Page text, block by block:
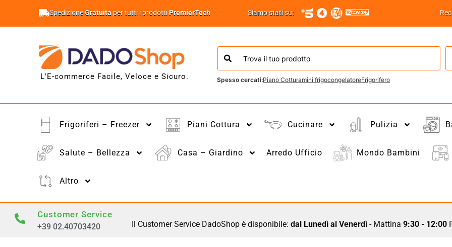
SpedizioneGratuita per tutti i prodottiPremierTech Siamo stati su:
L'E-commerce Facile, Veloce e Sicuro. Spesso cercati:Piano Cotturamini frigocongelatoreFrigorifero
Frigoriferi – Freezer Piani Cottura Cucinare Pulizia
Salute – Bellezza Casa – Giardino Arredo Ufficio Mondo Bambini
Altro
Customer Service
+39 02.40703420 Il Customer Service DadoShop è disponibile: dal Lunedì al Venerdì- Mattina 9:30 - 12:00